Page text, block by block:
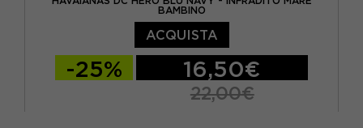
BAMBINO
ACQUISTA
-25% 16,50€
22,00€